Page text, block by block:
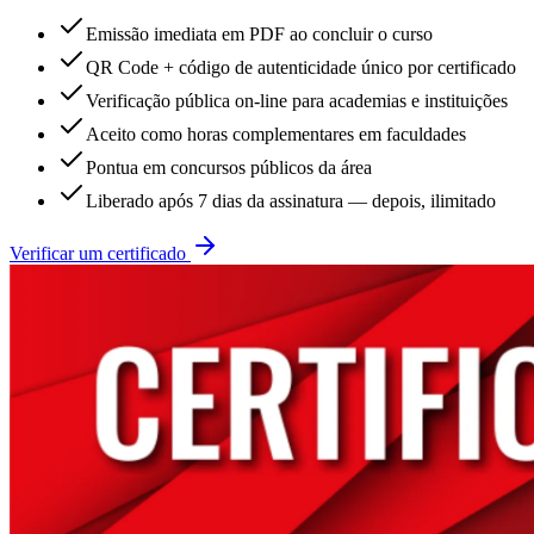
Emissão imediata em PDF ao concluir o curso
QR Code + código de autenticidade único por certificado
Verificação pública on-line para academias e instituições
Aceito como horas complementares em faculdades
Pontua em concursos públicos da área
Liberado após 7 dias da assinatura — depois, ilimitado
Verificar um certificado